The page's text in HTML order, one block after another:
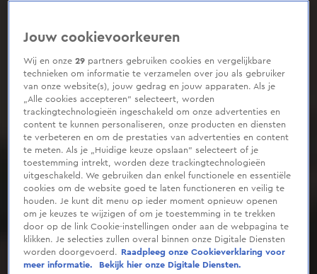
Jouw cookievoorkeuren
Wij en onze29 partners gebruiken cookies en vergelijkbare
technieken om informatie te verzamelen over jou als gebruiker
van onze website(s), jouw gedrag en jouw apparaten. Als je
„Alle cookies accepteren” selecteert, worden
trackingtechnologieën ingeschakeld om onze advertenties en
content te kunnen personaliseren, onze producten en diensten
te verbeteren en om de prestaties van advertenties en content
te meten. Als je „Huidige keuze opslaan” selecteert of je
toestemming intrekt, worden deze trackingtechnologieën
uitgeschakeld. We gebruiken dan enkel functionele en essentiële
cookies om de website goed te laten functioneren en veilig te
houden. Je kunt dit menu op ieder moment opnieuw openen
om je keuzes te wijzigen of om je toestemming in te trekken
door op de link Cookie-instellingen onder aan de webpagina te
klikken. Je selecties zullen overal binnen onze Digitale Diensten
worden doorgevoerd.
Raadpleeg onze Cookieverklaring voor
meer informatie.
Bekijk hier onze Digitale Diensten.